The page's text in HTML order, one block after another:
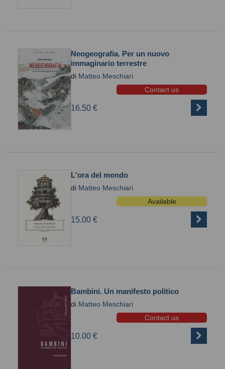
Neogeografia. Per un nuovo
immaginario terrestre
di Matteo Meschiari
Contact us
16.50 €
L'ora del mondo
di Matteo Meschiari
Available
15.00 €
Bambini. Un manifesto politico
di Matteo Meschiari
Contact us
10.00 €